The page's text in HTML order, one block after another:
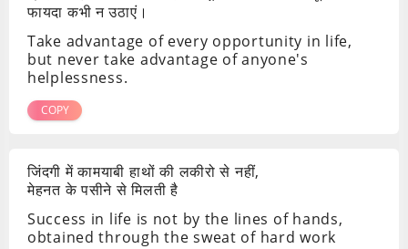
फायदा कभी न उठाएं।
Take advantage of every opportunity in life,
but never take advantage of anyone's
helplessness.
COPY
जिंदगी में कामयाबी हाथों की लकीरो से नहीं,
मेहनत के पसीने से मिलती है
Success in life is not by the lines of hands,
obtained through the sweat of hard work